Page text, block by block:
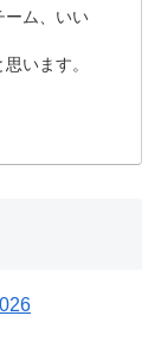
ーム、いい
います。